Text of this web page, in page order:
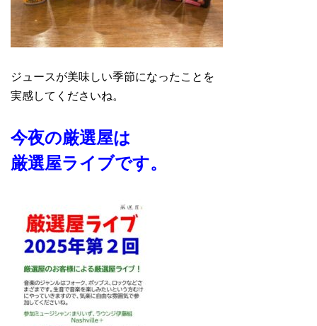
ジュースが美味しい季節になったことを
実感してくださいね。
今夜の厳選屋は
厳選屋ライブです。